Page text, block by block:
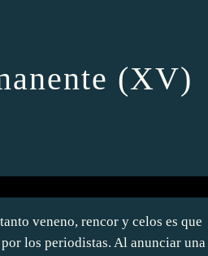
(XV)
veneno, rencor y celos es que
los periodistas. Al anunciar una